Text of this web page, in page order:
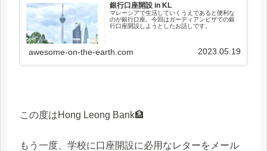
銀行口座開設 in KL
マレーシアで生活していくうえであると便利な
のが銀行口座。今回はガーディアンビザでの銀
行口座開設しようとしたお話しです。
awesome-on-the-earth.com 2023.05.19
この度はHong Leong Bank🏦
もう一度、学校に口座開設に必用なレターをメール